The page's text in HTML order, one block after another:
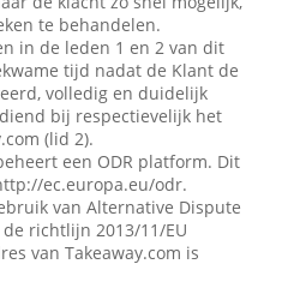
te behandelen.
in de leden 1 en 2 van dit
tijd nadat de Klant de
volledig en duidelijk
bij respectievelijk het
(lid 2).
een ODR platform. Dit
ec.europa.eu/odr.
van Alternative Dispute
richtlijn 2013/11/EU
van Takeaway.com is